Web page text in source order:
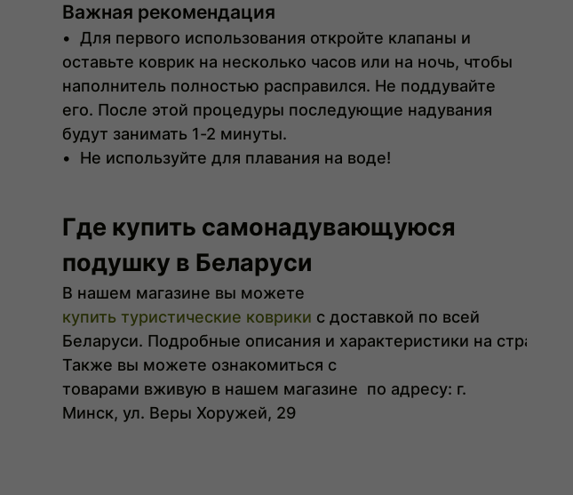
Важная рекомендация
• Для первого использования откройте клапаны и
оставьте коврик на несколько часов или на ночь, чтобы
наполнитель полностью расправился. Не поддувайте
его. После этой процедуры последующие надувания
будут занимать 1-2 минуты.
• Не используйте для плавания на воде!
Где купить самонадувающуюся
подушку в Беларуси
В нашем магазине вы можете
купить туристические коврики с доставкой по всей
Беларуси. Подробные описания и характеристики на страницах
Также вы можете ознакомиться с
товарами вживую в нашем магазине по адресу: г.
Минск, ул. Веры Хоружей, 29